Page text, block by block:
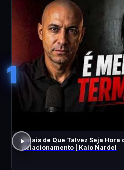
1
Sinais de Que Talvez Seja Hora
Relacionamento | Kaio Nardel